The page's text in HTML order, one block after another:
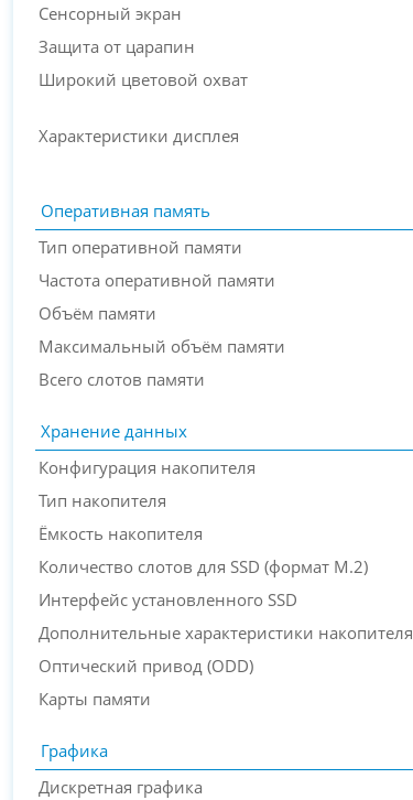
Сенсорный экран
Защита от царапин
Широкий цветовой охват
Характеристики дисплея
Оперативная память
Тип оперативной памяти
Частота оперативной памяти
Объём памяти
Максимальный объём памяти
Всего слотов памяти
Хранение данных
Конфигурация накопителя
Тип накопителя
Ёмкость накопителя
Количество слотов для SSD (формат M.2)
Интерфейс установленного SSD
Дополнительные характеристики накопителя
Оптический привод (ODD)
Карты памяти
Графика
Дискретная графика